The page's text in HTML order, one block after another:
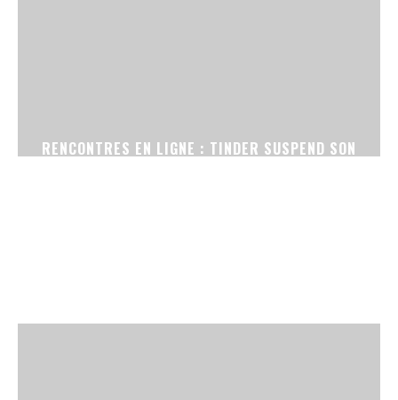
RENCONTRES EN LIGNE : TINDER SUSPEND SON